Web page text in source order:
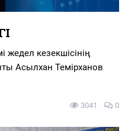
жедел кезекшісінің
Асылхан Темірханов
3041 0